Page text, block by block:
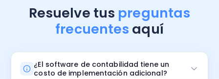
Resuelve tus preguntas
frecuentes aquí
¿El software de contabilidad tiene un
costo de implementación adicional?